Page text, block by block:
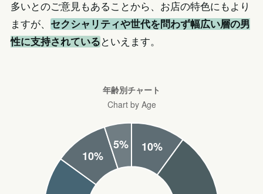
多いとのご意見もあることから、お店の特色にもより
ますが、 セクシャリティや世代を問わず幅広い層の男
性に支持されている といえます。